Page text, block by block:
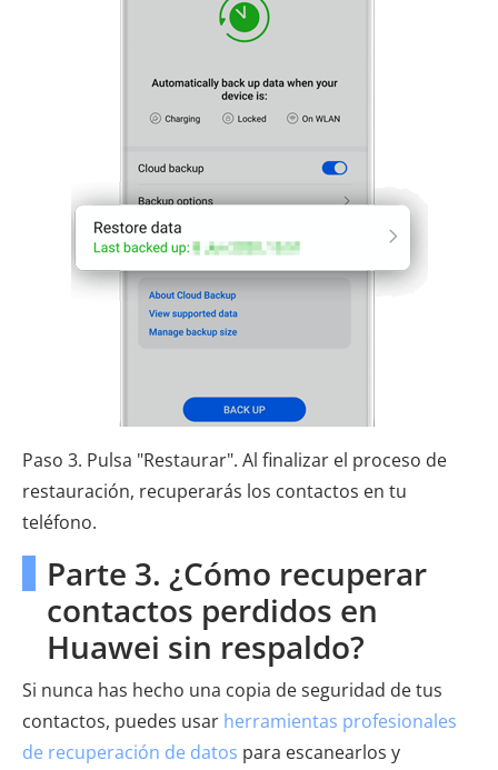
Paso 3. Pulsa "Restaurar". Al finalizar el proceso de
restauración, recuperarás los contactos en tu
teléfono.
Parte 3. ¿Cómo recuperar
contactos perdidos en
Huawei sin respaldo?
Si nunca has hecho una copia de seguridad de tus
contactos, puedes usar herramientas profesionales
de recuperación de datos para escanearlos y